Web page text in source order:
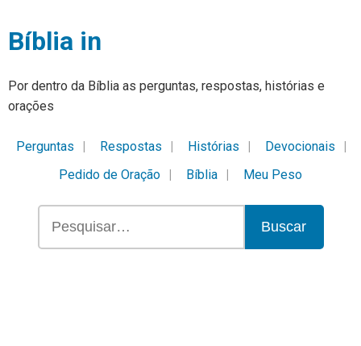
Bíblia in
Por dentro da Bíblia as perguntas, respostas, histórias e
orações
Perguntas Respostas Histórias
Devocionais
Pedido de Oração
Bíblia Meu Peso
Buscar